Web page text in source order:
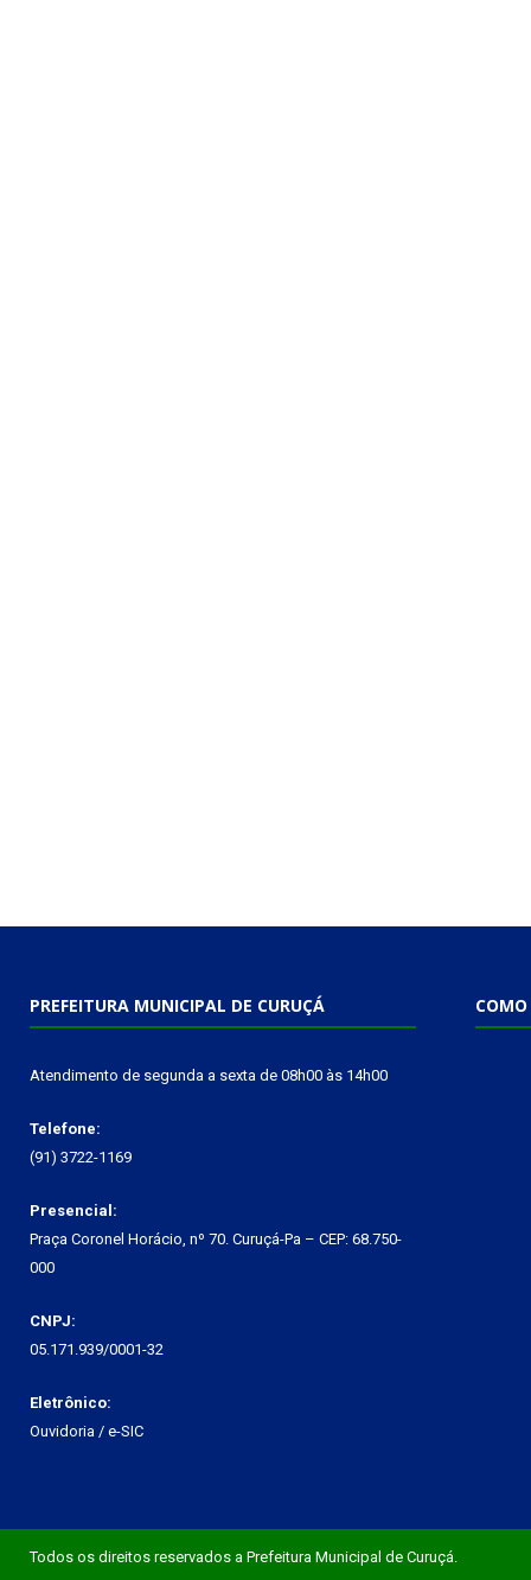
PREFEITURA MUNICIPAL DE CURUÇÁ
Atendimento de segunda a sexta de 08h00 às 14h00
Telefone:
(91) 3722-1169
Presencial:
Praça Coronel Horácio, nº 70. Curuçá-Pa – CEP: 68.750-
000
CNPJ:
05.171.939/0001-32
Eletrônico:
Ouvidoria / e-SIC
COMO
Todos os direitos reservados a Prefeitura Municipal de Curuçá.